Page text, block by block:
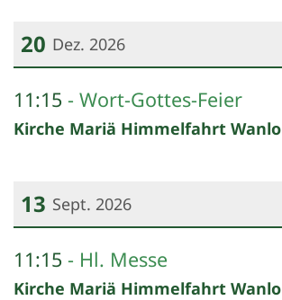
20 Dez. 2026
11:15 Wort-Gottes-Feier
Kirche Mariä Himmelfahrt Wanlo
13 Sept. 2026
11:15 Hl. Messe
Kirche Mariä Himmelfahrt Wanlo